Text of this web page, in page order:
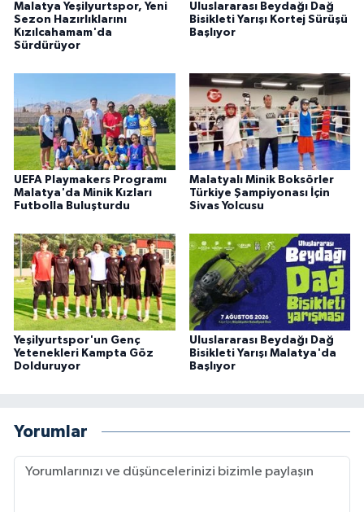
Malatya Yeşilyurtspor, Yeni
Sezon Hazırlıklarını
Kızılcahamam'da
Sürdürüyor
Uluslararası Beydağı Dağ
Bisikleti Yarışı Kortej Sürüşü
Başlıyor
UEFA Playmakers Programı
Malatya'da Minik Kızları
Futbolla Buluşturdu
Malatyalı Minik Boksörler
Türkiye Şampiyonası İçin
Sivas Yolcusu
Yeşilyurtspor'un Genç
Yetenekleri Kampta Göz
Dolduruyor
Uluslararası Beydağı Dağ
Bisikleti Yarışı Malatya'da
Başlıyor
Yorumlar